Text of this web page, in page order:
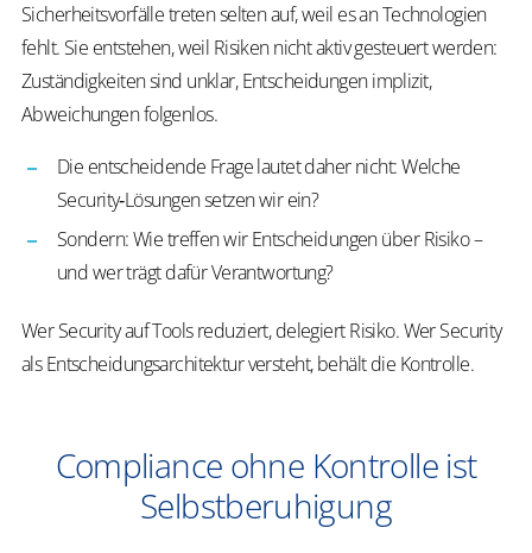
Sicherheitsvorfälle treten selten auf, weil es an Technologien
fehlt. Sie entstehen, weil Risiken nicht aktiv gesteuert werden:
Zuständigkeiten sind unklar, Entscheidungen implizit,
Abweichungen folgenlos.
Die entscheidende Frage lautet daher nicht: Welche
Security‑Lösungen setzen wir ein?
Sondern: Wie treffen wir Entscheidungen über Risiko –
und wer trägt dafür Verantwortung?
Wer Security auf Tools reduziert, delegiert Risiko. Wer Security
als Entscheidungsarchitektur versteht, behält die Kontrolle.
Compliance ohne Kontrolle ist
Selbstberuhigung